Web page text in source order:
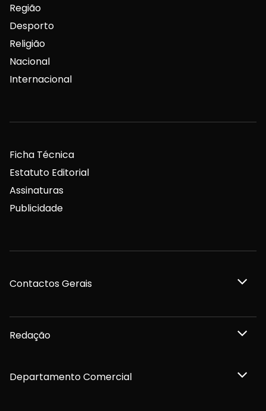
Região
Desporto
Religião
Nacional
Internacional
Ficha Técnica
Estatuto Editorial
Assinaturas
Publicidade
Contactos Gerais
Redação
Departamento Comercial